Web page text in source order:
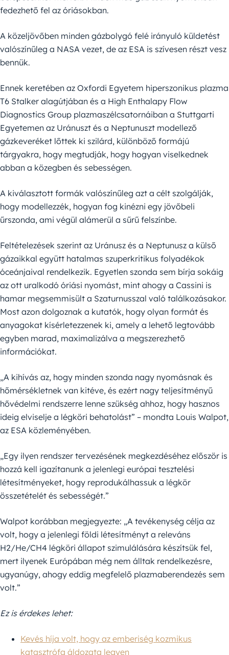
fedezhető fel az óriásokban.
A közeljövőben minden gázbolygó felé irányuló küldetést
valószínűleg a NASA vezet, de az ESA is szívesen részt vesz
bennük.
Ennek keretében az Oxfordi Egyetem hiperszonikus plazma
T6 Stalker alagútjában és a High Enthalapy Flow
Diagnostics Group plazmaszélcsatornáiban a Stuttgarti
Egyetemen az Uránuszt és a Neptunuszt modellező
gázkeveréket lőttek ki szilárd, különböző formájú
tárgyakra, hogy megtudják, hogy hogyan viselkednek
abban a közegben és sebességen.
A kiválasztott formák valószínűleg azt a célt szolgálják,
hogy modellezzék, hogyan fog kinézni egy jövőbeli
űrszonda, ami végül alámerül a sűrű felszínbe.
Feltételezések szerint az Uránusz és a Neptunusz a külső
gázaikkal együtt hatalmas szuperkritikus folyadékok
óceánjaival rendelkezik. Egyetlen szonda sem bírja sokáig
az ott uralkodó óriási nyomást, mint ahogy a Cassini is
hamar megsemmisült a Szaturnusszal való találkozásakor.
Most azon dolgoznak a kutatók, hogy olyan formát és
anyagokat kísérletezzenek ki, amely a lehető legtovább
egyben marad, maximalizálva a megszerezhető
információkat.
„A kihívás az, hogy minden szonda nagy nyomásnak és
hőmérsékletnek van kitéve, és ezért nagy teljesítményű
hővédelmi rendszerre lenne szükség ahhoz, hogy hasznos
ideig elviselje a légköri behatolást” – mondta Louis Walpot,
az ESA közleményében.
„Egy ilyen rendszer tervezésének megkezdéséhez először is
hozzá kell igazítanunk a jelenlegi európai tesztelési
létesítményeket, hogy reprodukálhassuk a légkör
összetételét és sebességét.”
Walpot korábban megjegyezte: „A tevékenység célja az
volt, hogy a jelenlegi földi létesítményt a releváns
H2/He/CH4 légköri állapot szimulálására készítsük fel,
mert ilyenek Európában még nem álltak rendelkezésre,
ugyanúgy, ahogy eddig megfelelő plazmaberendezés sem
volt.”
Ez is érdekes lehet:
Kevés híja volt, hogy az emberiség kozmikus
katasztrófa áldozata legyen